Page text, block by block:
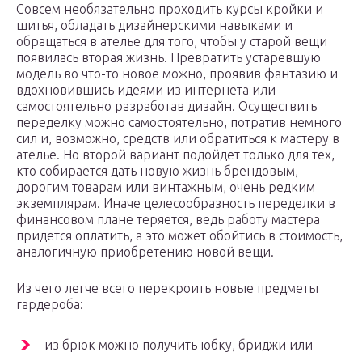
Совсем необязательно проходить курсы кройки и
шитья, обладать дизайнерскими навыками и
обращаться в ателье для того, чтобы у старой вещи
появилась вторая жизнь. Превратить устаревшую
модель во что-то новое можно, проявив фантазию и
вдохновившись идеями из интернета или
самостоятельно разработав дизайн. Осуществить
переделку можно самостоятельно, потратив немного
сил и, возможно, средств или обратиться к мастеру в
ателье. Но второй вариант подойдет только для тех,
кто собирается дать новую жизнь брендовым,
дорогим товарам или винтажным, очень редким
экземплярам. Иначе целесообразность переделки в
финансовом плане теряется, ведь работу мастера
придется оплатить, а это может обойтись в стоимость,
аналогичную приобретению новой вещи.
Из чего легче всего перекроить новые предметы
гардероба:
из брюк можно получить юбку, бриджи или